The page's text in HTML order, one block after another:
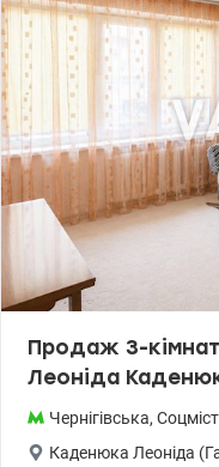
групи, консьєрж-сервіс,
Підземні та гостьові
– 10 хв. До центру Києва
в мікрорайоні розвинута
медичні заклади, аптеки,
банків, ресторани та
(Новус, АТБ, Сільпо),
клуб, ТРЦ Комод.
попереднього запису на
найкраща пропозиція в
сплачуємо. Ціна 136 000
valion.ua/1155074
Продаж 3-
Леоніда
Чернігівська,
Каденюка Леоніда